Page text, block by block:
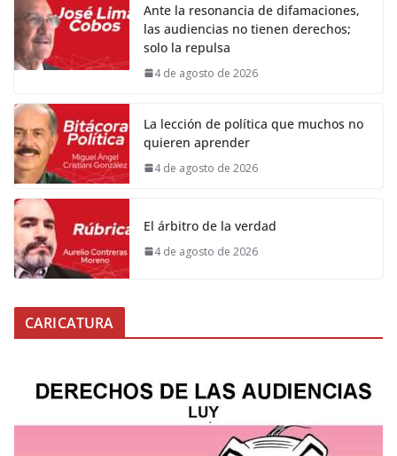
Ante la resonancia de difamaciones,
las audiencias no tienen derechos;
solo la repulsa
4 de agosto de 2026
La lección de política que muchos no
quieren aprender
4 de agosto de 2026
El árbitro de la verdad
4 de agosto de 2026
CARICATURA